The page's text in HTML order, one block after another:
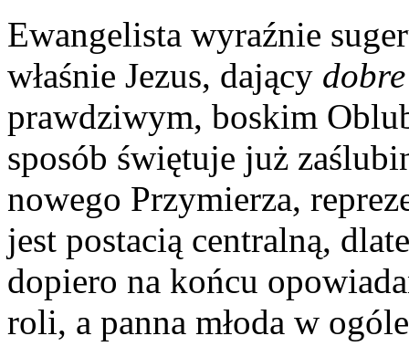
Ewangelista wyraźnie
właśnie Jezus, dający
prawdziwym, boskim
sposób świętuje już
nowego Przymierza,
jest postacią centralną,
dopiero na końcu
roli, a panna młoda w